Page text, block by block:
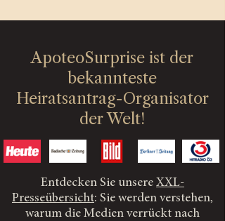
ApoteoSurprise ist der
bekannteste
Heiratsantrag-Organisator
der Welt!
Entdecken Sie unsere XXL-
Presseübersicht: Sie werden verstehen,
warum die Medien verrückt nach